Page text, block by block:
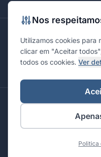
MaringáCuritibaSão Paulo
Florianópolis BrasíliaJoinville
© 2026 Integrare.
Nos
Utilizamos cookies para
clicar em "Aceitar
todos os cookies. Ver
Politica